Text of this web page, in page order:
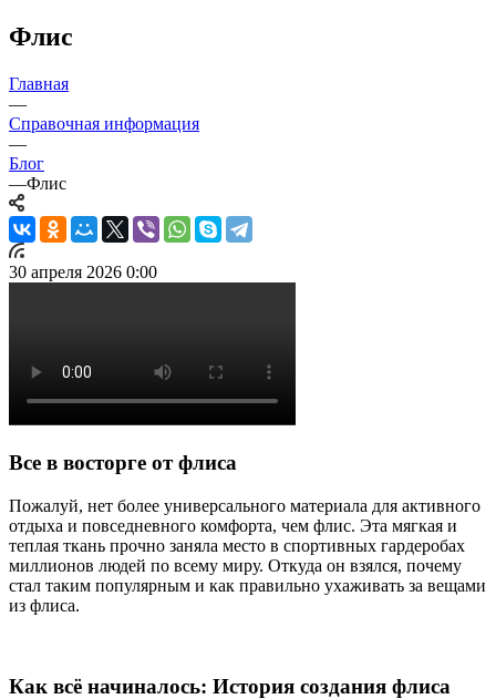
Флис
Главная
—
Справочная информация
—
Блог
—Флис
30 апреля 2026 0:00
Все в восторге от флиса
Пожалуй, нет более универсального материала для активного
отдыха и повседневного комфорта, чем флис. Эта мягкая и
теплая ткань прочно заняла место в спортивных гардеробах
миллионов людей по всему миру. Откуда он взялся, почему
стал таким популярным и как правильно ухаживать за вещами
из флиса.
Как всё начиналось: История создания флиса